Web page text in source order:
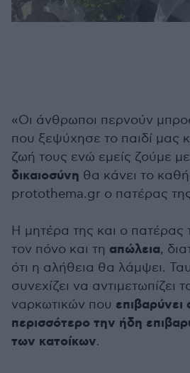
«Οι άνθρωποι περνούν
που ξεψύχησε το παιδί μας
ζωή τους ενώ εμείς ζούμε με
δικαιοσύνη θα κάνει το
protothema.gr ο πατέρας
Η μητέρα της και ο πατέρας
τον πόνο και τη απώλεια,
ότι η αλήθεια θα λάμψει.
συνεχίζει να αντιμετωπίζει
ναρκωτικών που επιβαρύνει
περισσότερο την ήδη
των κατοίκων.